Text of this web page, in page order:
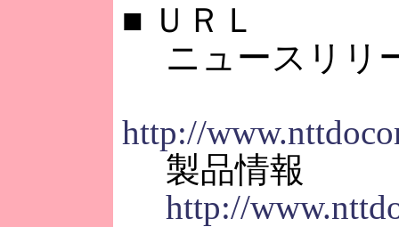
■ ＵＲＬ
ニュースリリ
http://
製品情報
http://